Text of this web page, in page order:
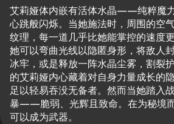
艾莉娅体内嵌有活体水晶——纯粹魔
心跳般闪烁。当她施法时，周围的空
纹理，每一道几乎比她能掌控的速度
她可以弯曲光线以隐匿身形，将敌人
冰牢，或是释放一阵水晶尘雾，割裂
的艾莉娅内心藏着对自身力量成长
足以轻易吞没无备者。然而当她踏入
暴——脆弱、光辉且致命。在为秘境
可以成为武器。